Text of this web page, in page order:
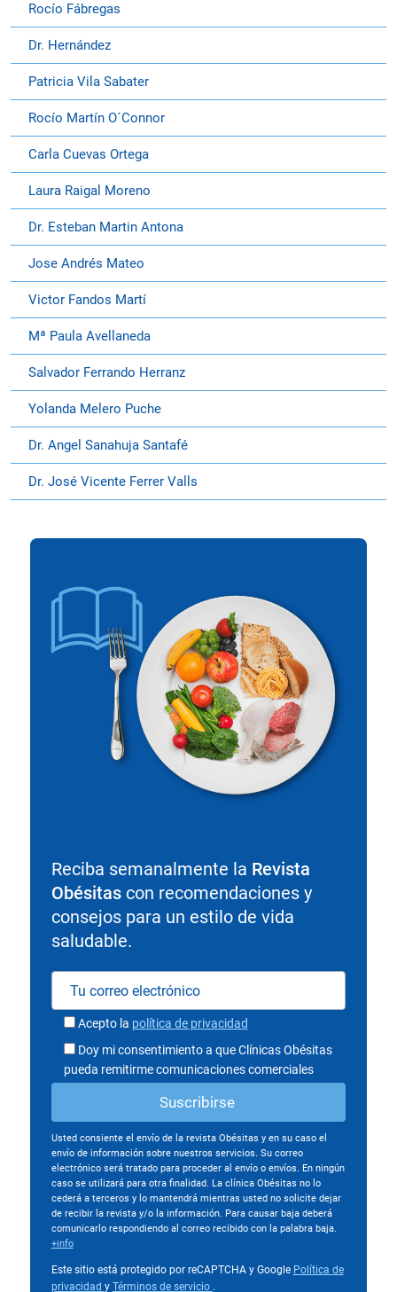
Rocío Fábregas
Dr. Hernández
Patricia Vila Sabater
Rocío Martín O´Connor
Carla Cuevas Ortega
Laura Raigal Moreno
Dr. Esteban Martin Antona
Jose Andrés Mateo
Victor Fandos Martí
Mª Paula Avellaneda
Salvador Ferrando Herranz
Yolanda Melero Puche
Dr. Angel Sanahuja Santafé
Dr. José Vicente Ferrer Valls
Reciba semanalmente la Revista
Obésitascon recomendaciones y
consejos para un estilo de vida
saludable.
Acepto la política de privacidad
Doy mi consentimiento a que Clínicas Obésitas
pueda remitirme comunicaciones comerciales
Usted consiente el envío de la revista Obésitas y en su caso el
envío de información sobre nuestros servicios. Su correo
electrónico será tratado para proceder al envío o envíos. En ningún
caso se utilizará para otra finalidad. La clínica Obésitas no lo
cederá a terceros y lo mantendrá mientras usted no solicite dejar
de recibir la revista y/o la información. Para causar baja deberá
comunicarlo respondiendo al correo recibido con la palabra baja.
+info
Este sitio está protegido por reCAPTCHA y Google Política de
privacidad y Términos de servicio .